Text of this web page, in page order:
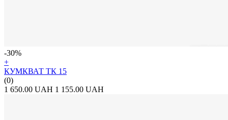
-30%
+
КУМКВАТ ТК 15
(0)
1 650.00 UAH 1 155.00 UAH